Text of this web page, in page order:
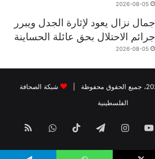
2026-08-05
جمال نزال يعود لإثارة الجدل ويبرر
جرائم الاحتلال بحق عائلة الحساينة
2026-08-05
شبكة الصحافة
الفلسطينية
‫YouTubeانستقرامتيلقرام ‫TikTokواتسابملخص
الموقع